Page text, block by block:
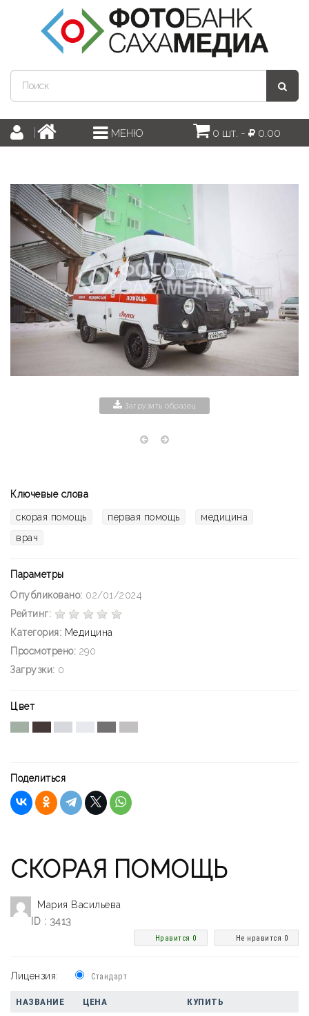
МЕНЮ 0 шт. - 0.00
Загрузить образец
Ключевые слова
скорая помощь первая помощь
медицина
врач
Параметры
Опубликовано: 02/01/2024
Рейтинг:
Категория: Медицина
Просмотрено: 290
Загрузки: 0
Цвет
Поделиться
СКОРАЯ ПОМОЩЬ
Мария Васильева
ID : 3413
Не нравится 0
Нравится 0
Лицензия: Стандарт
НАЗВАНИЕ ЦЕНА
КУПИТЬ